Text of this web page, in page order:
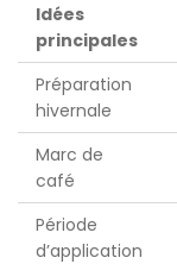
Idées
principales
Préparation
hivernale
Marc de
café
Période
d’application